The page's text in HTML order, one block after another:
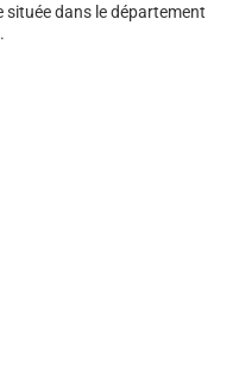
dans le département